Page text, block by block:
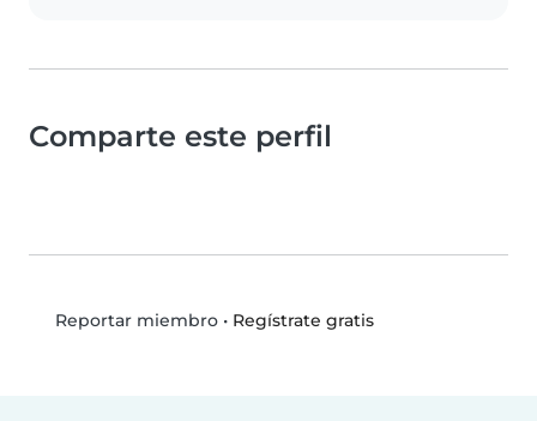
Comparte este perfil
Reportar miembro• Regístrate gratis